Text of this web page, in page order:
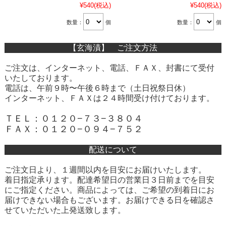
¥540(税込)
数量： 個
¥540(税込)
数量： 個
【玄海漬】 ご注文方法
ご注文は、インターネット、電話、ＦＡＸ、封書にて受付
いたしております。
電話は、午前９時〜午後６時まで（土日祝祭日休）
インターネット、ＦＡＸは２４時間受け付けております。
ＴＥＬ：０１２０−７３−３８０４
ＦＡＸ：０１２０−０９４−７５２
配送について
ご注文日より、１週間以内を目安にお届けいたします。
着日指定承ります。配達希望日の営業日３日前までを目安
にご指定ください。商品によっては、ご希望の到着日にお
届けできない場合もございます。お届けできる日を確認さ
せていただいた上発送致します。